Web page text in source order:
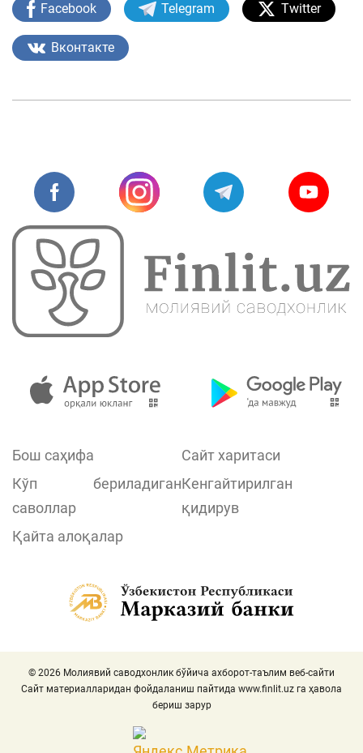
Facebook Telegram Twitter
Вконтакте
Бош саҳифа
Сайт харитаси
Кўп бериладиган
саволлар
Кенгайтирилган
қидирув
Қайта алоқалар
© 2026 Молиявий саводхонлик бўйича ахборот-таълим веб-сайти
Сайт материалларидан фойдаланиш пайтида www.finlit.uz га ҳавола
бериш зарур